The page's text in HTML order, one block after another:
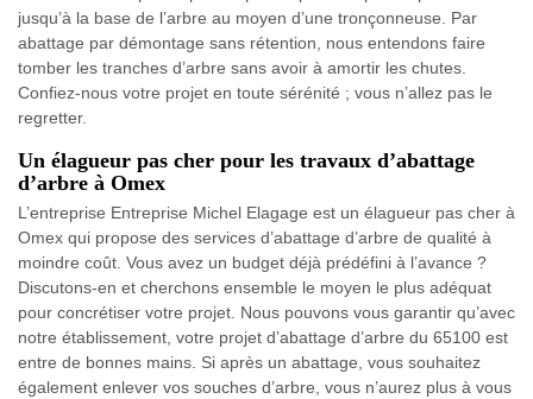
jusqu’à la base de l’arbre au moyen d’une tronçonneuse. Par
abattage par démontage sans rétention, nous entendons faire
tomber les tranches d’arbre sans avoir à amortir les chutes.
Confiez-nous votre projet en toute sérénité ; vous n’allez pas le
regretter.
Un élagueur pas cher pour les travaux d’abattage
d’arbre à Omex
L’entreprise Entreprise Michel Elagage est un élagueur pas cher à
Omex qui propose des services d’abattage d’arbre de qualité à
moindre coût. Vous avez un budget déjà prédéfini à l’avance ?
Discutons-en et cherchons ensemble le moyen le plus adéquat
pour concrétiser votre projet. Nous pouvons vous garantir qu’avec
notre établissement, votre projet d’abattage d’arbre du 65100 est
entre de bonnes mains. Si après un abattage, vous souhaitez
également enlever vos souches d’arbre, vous n’aurez plus à vous